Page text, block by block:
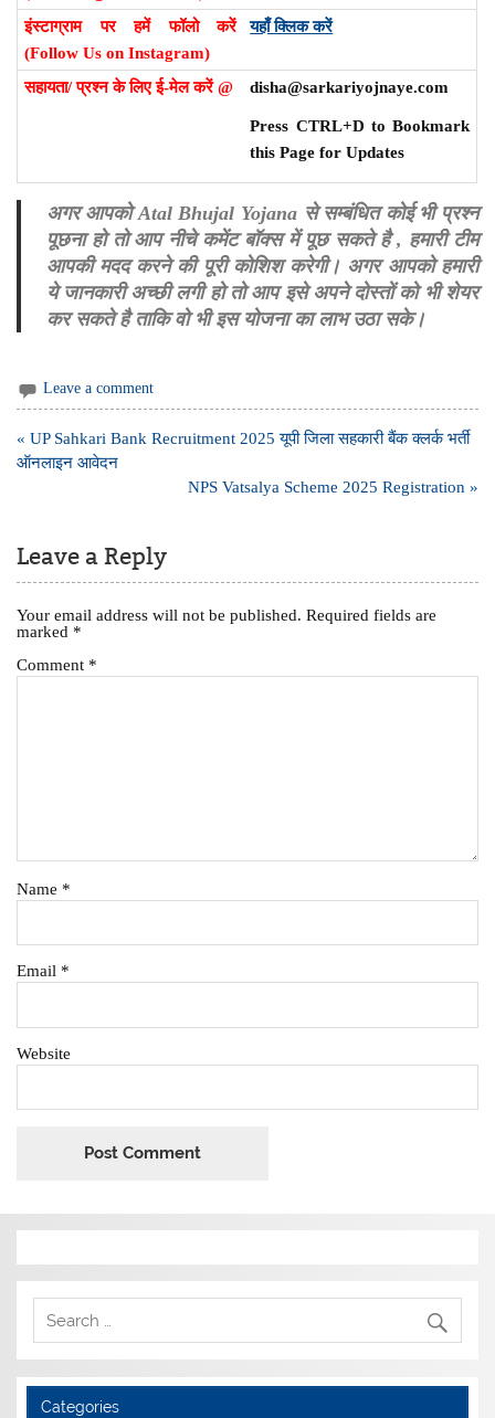
इंस्टाग्राम पर हमें फॉलो करें
(Follow Us on Instagram)
यहाँ क्लिक करें
सहायता/ प्रश्न के लिए ई-मेल करें @ disha@sarkariyojnaye.com
Press CTRL+D to Bookmark
this Page for Updates
अगर आपको Atal Bhujal Yojana से सम्बंधित कोई भी प्रश्न
पूछना हो तो आप नीचे कमेंट बॉक्स में पूछ सकते है , हमारी टीम
आपकी मदद करने की पूरी कोशिश करेगी। अगर आपको हमारी
ये जानकारी अच्छी लगी हो तो आप इसे अपने दोस्तों को भी शेयर
कर सकते है ताकि वो भी इस योजना का लाभ उठा सके।
Leave a comment
Post
navigation
« UP Sahkari Bank Recruitment 2025 यूपी जिला सहकारी बैंक क्लर्क भर्ती
ऑनलाइन आवेदन
NPS Vatsalya Scheme 2025 Registration »
Leave a Reply
Your email address will not be published. Required fields are
marked *
Comment *
Name *
Email *
Website
Categories